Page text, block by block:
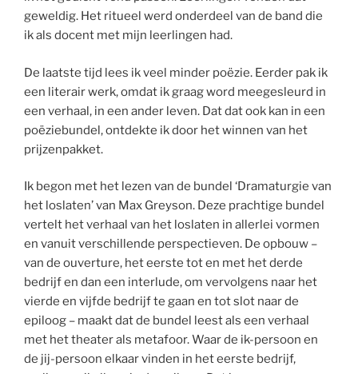
geweldig. Het ritueel werd onderdeel van de band die
ik als docent met mijn leerlingen had.
De laatste tijd lees ik veel minder poëzie. Eerder pak ik
een literair werk, omdat ik graag word meegesleurd in
een verhaal, in een ander leven. Dat dat ook kan in een
poëziebundel, ontdekte ik door het winnen van het
prijzenpakket.
Ik begon met het lezen van de bundel ‘Dramaturgie van
het loslaten’ van Max Greyson. Deze prachtige bundel
vertelt het verhaal van het loslaten in allerlei vormen
en vanuit verschillende perspectieven. De opbouw –
van de ouverture, het eerste tot en met het derde
bedrijf en dan een interlude, om vervolgens naar het
vierde en vijfde bedrijf te gaan en tot slot naar de
epiloog – maakt dat de bundel leest als een verhaal
met het theater als metafoor. Waar de ik-persoon en
de jij-persoon elkaar vinden in het eerste bedrijf,